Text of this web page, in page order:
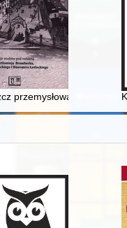
źródłowych z XVII-
przemysłowa dawniej i